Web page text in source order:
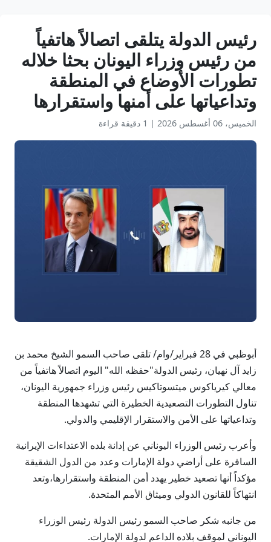
رئيس الدولة يتلقى اتصالاً هاتفياً
من رئيس وزراء اليونان بحثا خلاله
تطورات الأوضاع في المنطقة
وتداعياتها على أمنها واستقرارها
الخميس، 06 أغسطس 2026 | 1 دقيقة قراءة
أبوظبي في 28 فبراير/وام/ تلقى صاحب السمو الشيخ محمد بن
زايد آل نهيان، رئيس الدولة"حفظه الله" اليوم اتصالاً هاتفياً من
معالي كيرياكوس ميتسوتاكيس رئيس وزراء جمهورية اليونان،
تناول التطورات التصعيدية الخطيرة التي تشهدها المنطقة
وتداعياتها على الأمن والاستقرار الإقليمي والدولي.
وأعرب رئيس الوزراء اليوناني عن إدانة بلده الاعتداءات الإيرانية
السافرة على أراضي دولة الإمارات وعدد من الدول الشقيقة
مؤكداً أنها تصعيد خطير يهدد أمن المنطقة واستقرارها،وتعد
انتهاكاً للقانون الدولي وميثاق الأمم المتحدة.
من جانبه شكر صاحب السمو رئيس الدولة رئيس الوزراء
اليوناني لموقف بلاده الداعم لدولة الإمارات.